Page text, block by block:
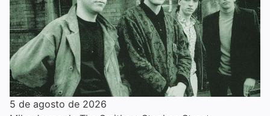
5 de agosto de 2026